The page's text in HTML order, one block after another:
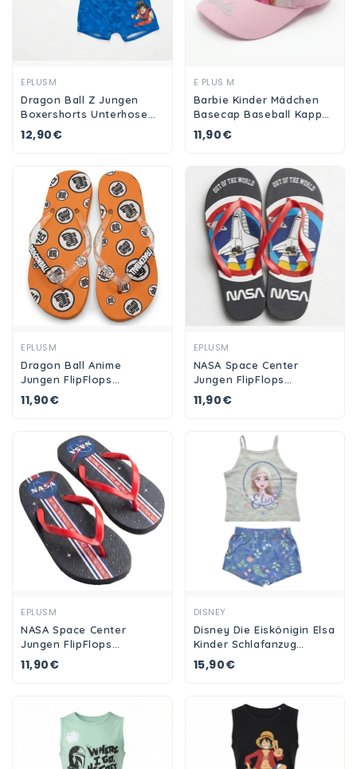
EPLUSM
Dragon Ball Z Jungen
Boxershorts Unterhose
2er Pack
12,90€
E PLUS M
Barbie Kinder Mädchen
Basecap Baseball Kappe
Mütze Hut
11,90€
EPLUSM
Dragon Ball Anime
Jungen FlipFlops
Sandalen Latschen
Zehentrenner
11,90€
EPLUSM
NASA Space Center
Jungen FlipFlops
Sandalen Latschen
Zehentrenner
11,90€
EPLUSM
NASA Space Center
Jungen FlipFlops
Sandalen Latschen
Zehentrenner
11,90€
DISNEY
Disney Die Eiskönigin Elsa
Kinder Schlafanzug
Pyjama Shirt Shorts
15,90€